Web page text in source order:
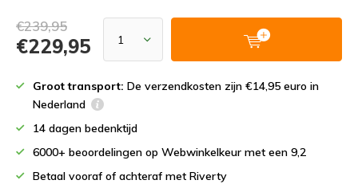
€239,95
€229,95
Groot transport: De verzendkosten zijn €14,95 euro in
Nederland
14 dagen bedenktijd
6000+ beoordelingen op Webwinkelkeur met een 9,2
Betaal vooraf of achteraf met Riverty